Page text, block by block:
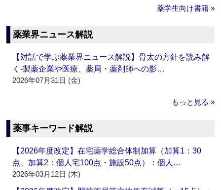
薬学生向け書籍 »
薬業界ニュース解説
【対話で学ぶ薬業界ニュース解説】骨太の方針を読み解
く‐製薬企業や医療、薬局・薬剤師への影…
2026年07月31日 (金)
もっと見る »
薬事キーワード解説
【2026年度改定】在宅薬学総合体制加算（加算1：30
点、加算2：個人宅100点・施設50点）：個人…
2026年03月12日 (木)